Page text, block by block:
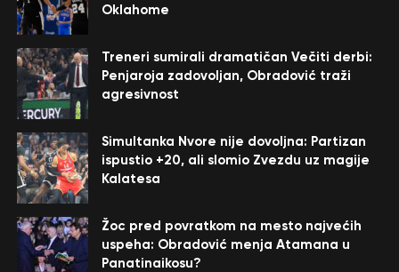
Oklahome
Treneri sumirali dramatičan Večiti derbi:
Penjaroja zadovoljan, Obradović traži
agresivnost
Simultanka Nvore nije dovoljna: Partizan
ispustio +20, ali slomio Zvezdu uz magije
Kalatesa
Žoc pred povratkom na mesto najvećih
uspeha: Obradović menja Atamana u
Panatinaikosu?